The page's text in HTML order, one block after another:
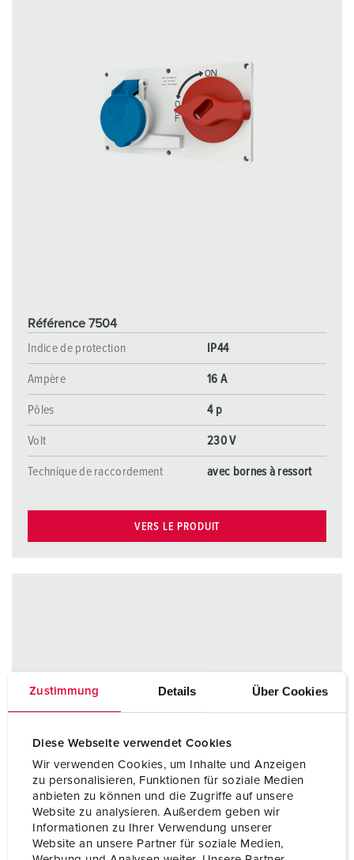
Zustimmung Details Über Cookies
Diese Webseite verwendet Cookies
Wir verwenden Cookies, um Inhalte und Anzeigen
zu personalisieren, Funktionen für soziale Medien
anbieten zu können und die Zugriffe auf unsere
Website zu analysieren. Außerdem geben wir
Informationen zu Ihrer Verwendung unserer
Website an unsere Partner für soziale Medien,
Référence 7504
Indice de protection
IP44
Ampère 16 A
Pôles 4 p
Volt 230 V
Technique de raccordement avec bornes à ressort
VERS LE PRODUIT